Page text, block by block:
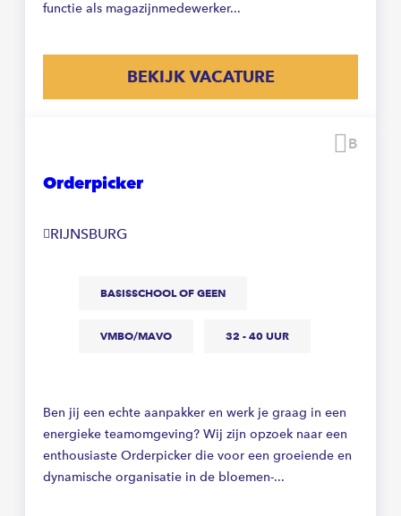
functie als magazijnmedewerker...
BEKIJK VACATURE
Orderpicker
RIJNSBURG
BASISSCHOOL OF GEEN
VMBO/MAVO 32 - 40 UUR
Ben jij een echte aanpakker en werk je graag in een
energieke teamomgeving? Wij zijn opzoek naar een
enthousiaste Orderpicker die voor een groeiende en
dynamische organisatie in de bloemen-...